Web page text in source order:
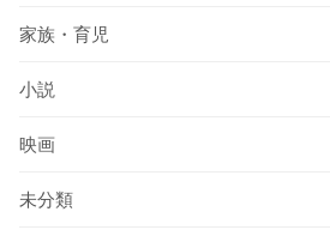
家族・育児
小説
映画
未分類